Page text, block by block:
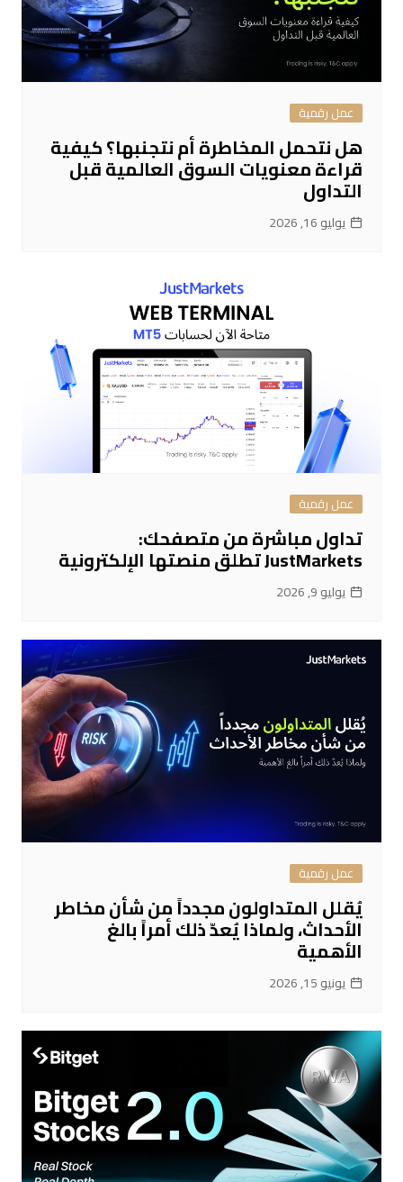
عمل رقمية
هل نتحمل المخاطرة أم نتجنبها؟ كيفية
قراءة معنويات السوق العالمية قبل
التداول
يوليو 16, 2026
عمل رقمية
تداول مباشرة من متصفحك:
JustMarkets تطلق منصتها الإلكترونية
يوليو 9, 2026
عمل رقمية
يُقلل المتداولون مجدداً من شأن مخاطر
الأحداث، ولماذا يُعدّ ذلك أمراً بالغ
الأهمية
يونيو 15, 2026